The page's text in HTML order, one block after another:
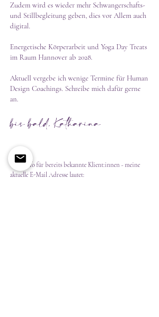
Zudem wird es wieder mehr Schwangerschafts-
und Stillbegleitung geben, dies vor Allem auch
digital.
Energetische Körperarbeit und Yoga Day Treats
im Raum Hannover ab 2028.
Aktuell vergebe ich wenige Termine für Human
Design Coachings. Schreibe mich dafür gerne
an.
bis bald, Katharina
* zur Info für bereits bekannte Klient:innen - meine
aktuelle E-Mail Adresse lautet: